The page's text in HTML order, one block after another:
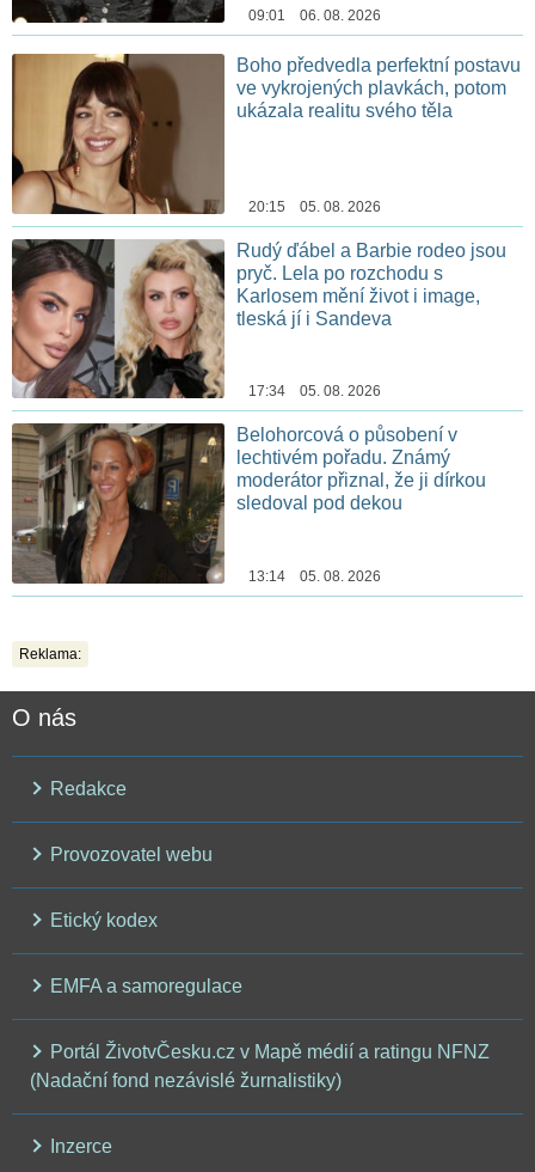
09:01 06. 08. 2026
Boho předvedla perfektní postavu
ve vykrojených plavkách, potom
ukázala realitu svého těla
20:15 05. 08. 2026
Rudý ďábel a Barbie rodeo jsou
pryč. Lela po rozchodu s
Karlosem mění život i image,
tleská jí i Sandeva
17:34 05. 08. 2026
Belohorcová o působení v
lechtivém pořadu. Známý
moderátor přiznal, že ji dírkou
sledoval pod dekou
13:14 05. 08. 2026
Reklama:
O nás
Redakce
Provozovatel webu
Etický kodex
EMFA a samoregulace
Portál ŽivotvČesku.cz v Mapě médií a ratingu NFNZ
(Nadační fond nezávislé žurnalistiky)
Inzerce